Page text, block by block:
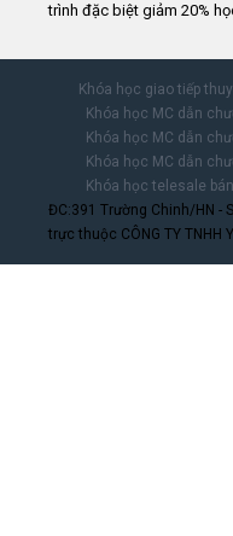
trình đặc biệt giảm 20%
Khóa học giao tiếp
Khóa học MC dẫn
Khóa học MC dẫn
Khóa học MC dẫn
Khóa học telesale
ĐC:391 Trường Chinh/HN -
trực thuộc CÔNG TY TNHH